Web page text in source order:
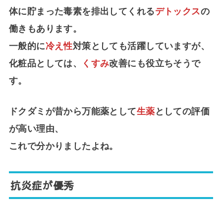
体に貯まった毒素を排出してくれるデトックスの
働きもあります。
一般的に冷え性対策としても活躍していますが、
化粧品としては、
くすみ改善にも役立ちそうで
す。
ドクダミが昔から万能薬として生薬 としての評価
が高い理由、
これで分かりましたよね。
抗炎症が優秀